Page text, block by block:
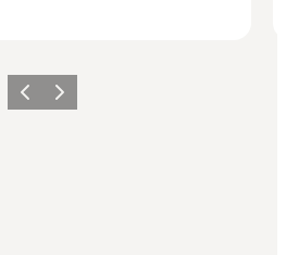
Vorherige Folie
Nächste Folie